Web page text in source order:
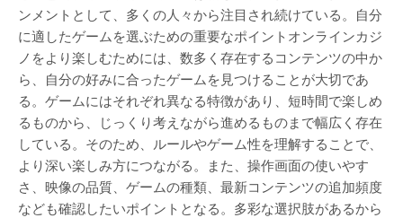
ンメントとして、多くの人々から注目され続けている。自分
に適したゲームを選ぶための重要なポイントオンラインカジ
ノをより楽しむためには、数多く存在するコンテンツの中か
ら、自分の好みに合ったゲームを見つけることが大切であ
る。ゲームにはそれぞれ異なる特徴があり、短時間で楽しめ
るものから、じっくり考えながら進めるものまで幅広く存在
している。そのため、ルールやゲーム性を理解することで、
より深い楽しみ方につながる。また、操作画面の使いやす
さ、映像の品質、ゲームの種類、最新コンテンツの追加頻度
なども確認したいポイントとなる。多彩な選択肢があるから